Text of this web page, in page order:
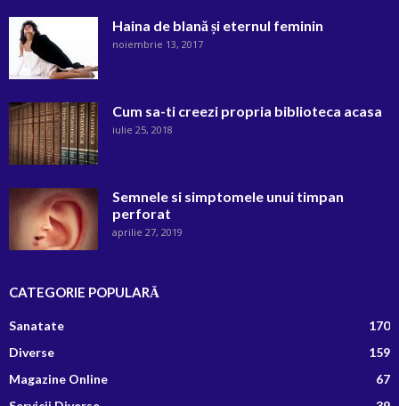
Haina de blană și eternul feminin
noiembrie 13, 2017
Cum sa-ti creezi propria biblioteca acasa
iulie 25, 2018
Semnele si simptomele unui timpan
perforat
aprilie 27, 2019
CATEGORIE POPULARĂ
Sanatate
170
Diverse
159
Magazine Online
67